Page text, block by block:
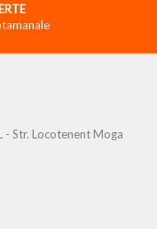
- Str. Locotenent Moga